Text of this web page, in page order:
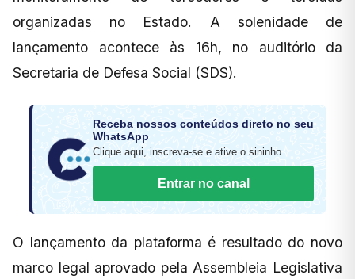
organizadas no Estado. A solenidade de
lançamento acontece às 16h, no auditório da
Secretaria de Defesa Social (SDS).
Receba nossos conteúdos direto no seu
WhatsApp
Clique aqui, inscreva-se e ative o sininho.
Entrar no canal
O lançamento da plataforma é resultado do novo
marco legal aprovado pela Assembleia Legislativa